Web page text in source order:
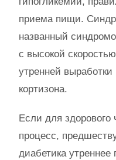
приема пищи.
названный
с высокой
утренней выработки
кортизона.
Если для здорового
процесс,
диабетика